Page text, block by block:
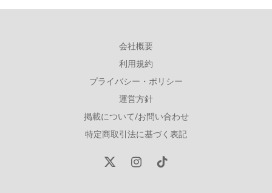
会社概要
利用規約
プライバシー・ポリシー
運営方針
掲載について/お問い合わせ
特定商取引法に基づく表記
X
InstagramTikTok